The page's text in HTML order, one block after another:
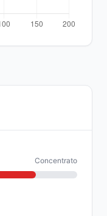
Concentrato